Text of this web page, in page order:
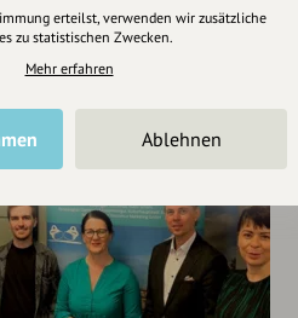
erteilst, verwenden wir zusätzliche
zu statistischen Zwecken.
Mehr erfahren
Ablehnen